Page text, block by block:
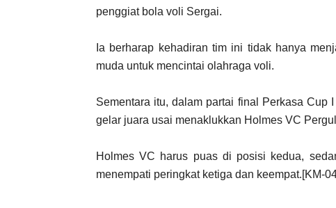
penggiat bola voli Sergai.
Ia berharap kehadiran tim ini tidak hanya
muda untuk mencintai olahraga voli.
Sementara itu, dalam partai final Perkasa Cup
gelar juara usai menaklukkan Holmes VC
Holmes VC harus puas di posisi kedua,
menempati peringkat ketiga dan keempat.[KM-